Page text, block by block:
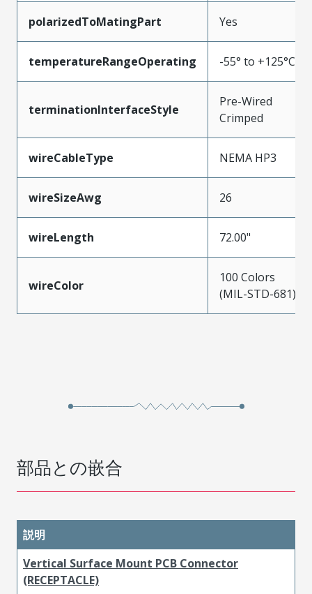
polarizedToMatingPart Yes
temperatureRangeOperating -55° to +125°C
terminationInterfaceStyle
Pre-Wired
Crimped
wireCableType NEMA HP3
wireSizeAwg 26
wireLength 72.00"
wireColor
100 Colors
(MIL-STD-681)
部品との嵌合
説明
Vertical Surface Mount PCB Connector
(RECEPTACLE)